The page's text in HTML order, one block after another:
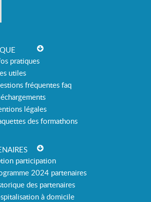
pratiques
utiles
fréquentes faq
légales
des formathons
participation
2024 partenaires
des partenaires
à domicile